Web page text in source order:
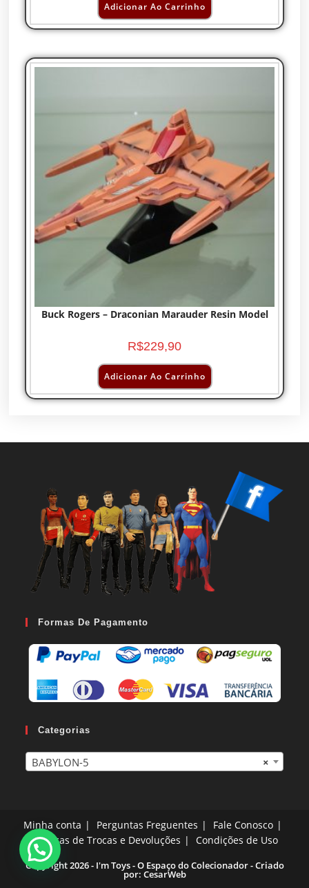
Adicionar Ao Carrinho
Buck Rogers – Draconian Marauder Resin Model
R$229,90
Adicionar Ao Carrinho
Formas De Pagamento
Categorias
×
BABYLON-5
Minha conta Perguntas Freguentes
Fale Conosco
Políticas de Trocas e Devoluções
Condições de Uso
Copyright 2026 - I'm Toys - O Espaço do Colecionador - Criado
por: CesarWeb